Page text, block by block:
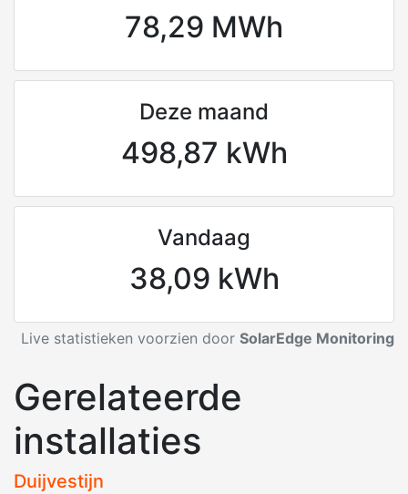
78,29 MWh
Deze maand
498,87 kWh
Vandaag
38,09 kWh
Live statistieken voorzien door SolarEdge Monitoring
Gerelateerde
installaties
Duijvestijn